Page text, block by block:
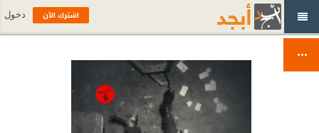
اشترك الآن دخول